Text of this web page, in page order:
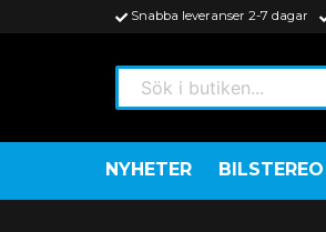
Snabba leveranser 2-7 dagar
Sök i butiken...
NYHETER BILSTEREO